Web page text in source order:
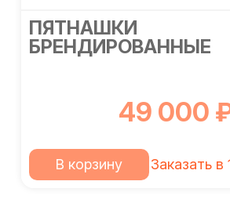
ПЯТНАШКИ
БРЕНДИРОВАННЫЕ
49 000
В корзину Заказать в